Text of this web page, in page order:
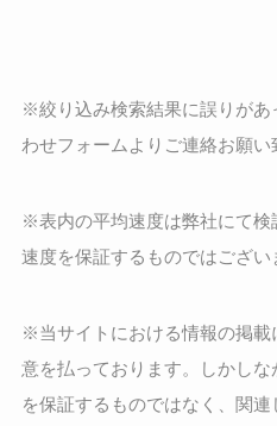
※絞り込み検索結果に誤りがあ
わせフォーム よりご連絡お願い
※表内の平均速度は弊社にて検
速度を保証するものではござい
※当サイトにおける情報の掲載
意を払っております。しかし
を保証するものではなく、関